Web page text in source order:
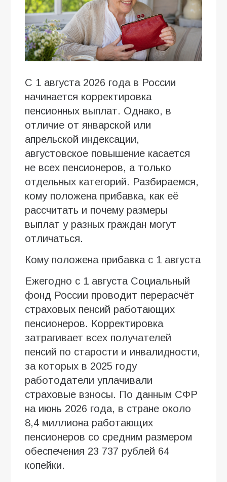
С 1 августа 2026 года в России
начинается корректировка
пенсионных выплат. Однако, в
отличие от январской или
апрельской индексации,
августовское повышение касается
не всех пенсионеров, а только
отдельных категорий. Разбираемся,
кому положена прибавка, как её
рассчитать и почему размеры
выплат у разных граждан могут
отличаться.
Кому положена прибавка с 1 августа
Ежегодно с 1 августа Социальный
фонд России проводит перерасчёт
страховых пенсий работающих
пенсионеров. Корректировка
затрагивает всех получателей
пенсий по старости и инвалидности,
за которых в 2025 году
работодатели уплачивали
страховые взносы. По данным СФР
на июнь 2026 года, в стране около
8,4 миллиона работающих
пенсионеров со средним размером
обеспечения 23 737 рублей 64
копейки.